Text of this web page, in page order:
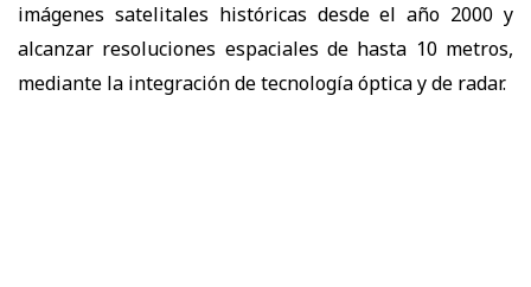
imágenes satelitales históricas desde el año 2000 y
alcanzar resoluciones espaciales de hasta 10 metros,
mediante la integración de tecnología óptica y de radar.